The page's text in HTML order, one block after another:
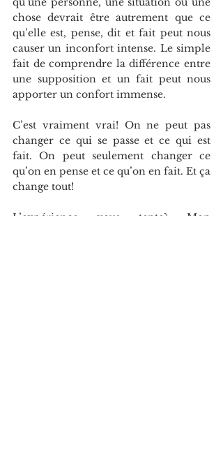
chose devrait être autrement que ce
qu’elle est, pense, dit et fait peut nous
causer un inconfort intense. Le simple
fait de comprendre la différence entre
une supposition et un fait peut nous
apporter un confort immense.
C’est vraiment vrai! On ne peut pas
changer ce qui se passe et ce qui est
fait. On peut seulement changer ce
qu’on en pense et ce qu’on en fait. Et ça
change tout!
L’expérience vous tente? Mon